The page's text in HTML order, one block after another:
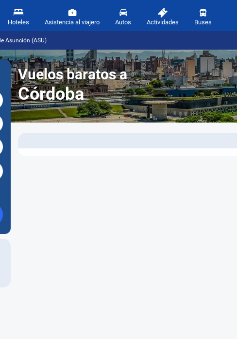
Hoteles Asistencia al viajero Autos Actividades Buses
Asunción (ASU)
Vuelos baratos a
Córdoba